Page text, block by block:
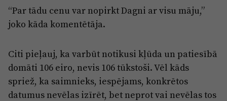
“Par tādu cenu var nopirkt Dagni ar visu māju,”
joko kāda komentētāja.
Citi pieļauj, ka varbūt notikusi kļūda un patiesībā
domāti 106 eiro, nevis 106 tūkstoši. Vēl kāds
spriež, ka saimnieks, iespējams, konkrētos
datumus nevēlas izīrēt, bet neprot vai nevēlas tos